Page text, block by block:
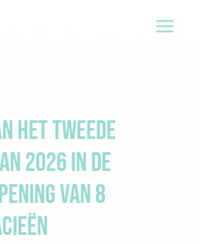
a
het tweede
2026 in de
van 8